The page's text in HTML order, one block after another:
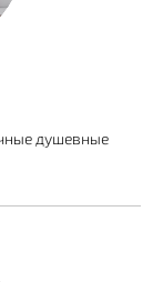
душевные